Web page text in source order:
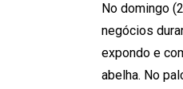
No domingo
negócios
expondo e
abelha. No